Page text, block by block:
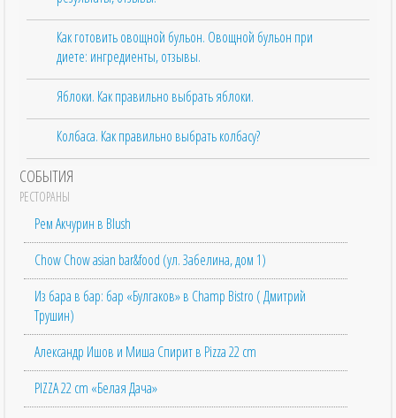
Как готовить овощной бульон. Овощной бульон при
диете: ингредиенты, отзывы.
Яблоки. Как правильно выбрать яблоки.
Колбаса. Как правильно выбрать колбасу?
СОБЫТИЯ
РЕСТОРАНЫ
Рем Акчурин в Blush
Chow Chow asian bar&food (ул. Забелина, дом 1)
Из бара в бар: бар «Булгаков» в Champ Bistro ( Дмитрий
Трушин)
Александр Ишов и Миша Спирит в Pizza 22 cm
PIZZA 22 cm «Белая Дача»